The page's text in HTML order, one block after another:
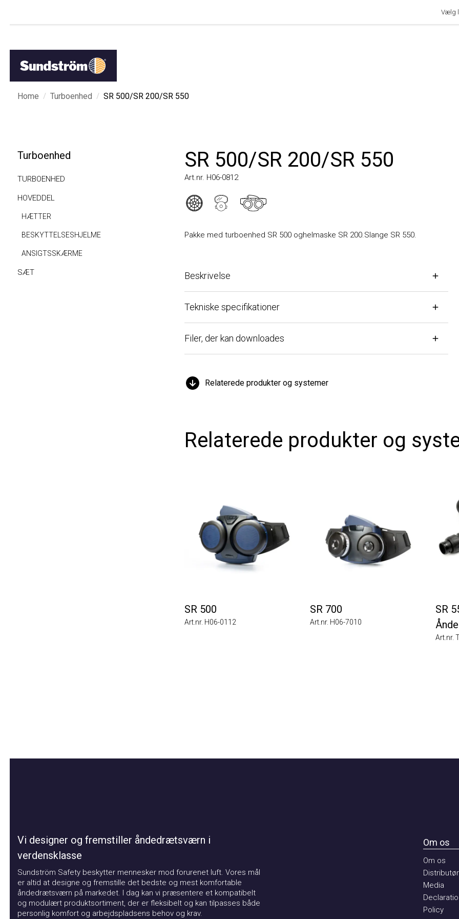
Vælg
Home / Turboenhed / SR 500/SR 200/SR 550
Turboenhed
TURBOENHED
HOVEDDEL
HÆTTER
BESKYTTELSESHJELME
ANSIGTSSKÆRME
SÆT
SR 500/SR 200/SR 550
Art.nr. H06-0812
Pakke med turboenhed SR 500 oghelmaske SR 200.Slange SR 550.
Beskrivelse
Tekniske specifikationer
Filer, der kan downloades
Relaterede produkter og systemer
Relaterede produkter og
SR 500
Art.nr. H06-0112
SR 700
Art.nr. H06-7010
SR 551
Art.nr.
Vi designer og fremstiller åndedrætsværn i
verdensklasse
Sundström Safety beskytter mennesker mod forurenet luft. Vores mål
er altid at designe og fremstille det bedste og mest komfortable
åndedrætsværn på markedet. I dag kan vi præsentere et kompatibelt
og modulært produktsortiment, der er fleksibelt og kan tilpasses både
personlig komfort og arbejdspladsens behov og krav.
Om os
Om os
Distributører
Media
Declaration
Policy